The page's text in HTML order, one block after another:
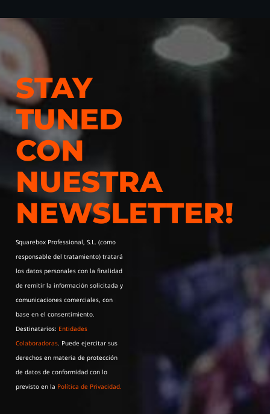
STAY
TUNED
CON
NUESTRA
NEWSLETTER!
Squarebox Professional, S.L. (como
responsable del tratamiento) tratará
los datos personales con la finalidad
de remitir la información solicitada y
comunicaciones comerciales, con
base en el consentimiento.
Destinatarios: Entidades
Colaboradoras. Puede ejercitar sus
derechos en materia de protección
de datos de conformidad con lo
previsto en la Política de Privacidad.